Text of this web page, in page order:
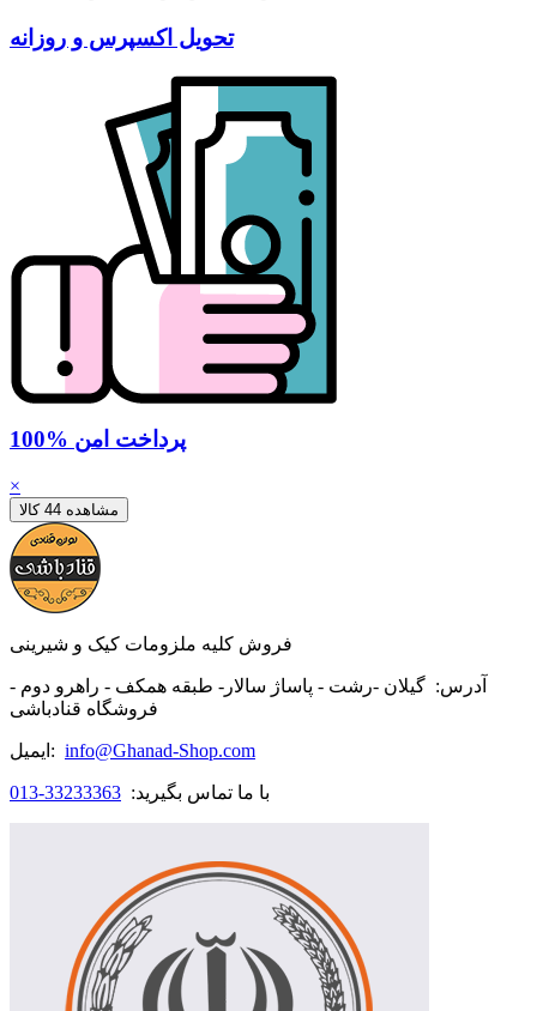
تحویل اکسپرس و روزانه
100% پرداخت امن
×
مشاهده 44 کالا
فروش کلیه ملزومات کیک و شیرینی
آدرس: گیلان -رشت - پاساژ سالار- طبقه همکف - راهرو دوم -
فروشگاه قنادباشی
ایمیل: info@Ghanad-Shop.com
با ما تماس بگیرید: 33233363-013